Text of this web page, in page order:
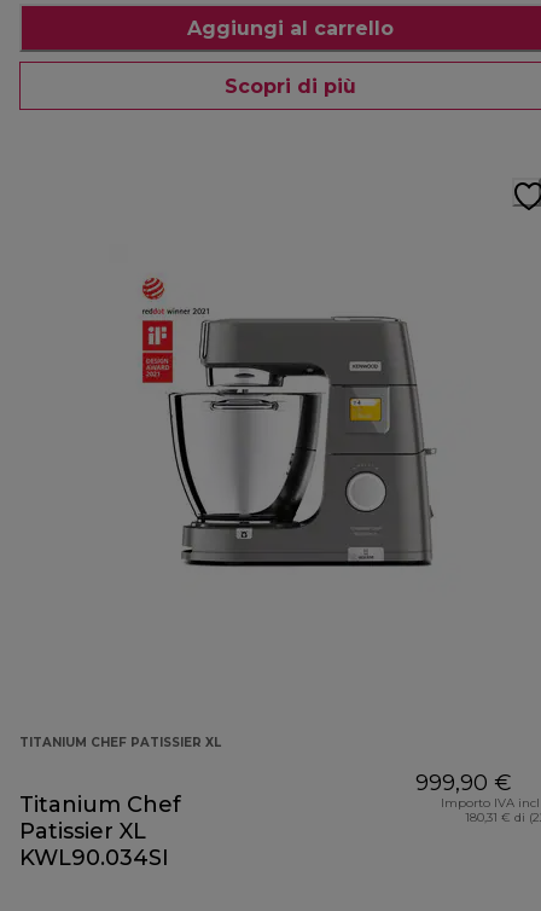
Aggiungi al carrello
Scopri di più
TITANIUM CHEF PATISSIER XL
Titanium Chef
Patissier XL
KWL90.034SI
999,90 €
Importo IVA
180,31 € di